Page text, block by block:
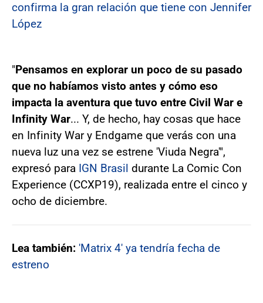
confirma la gran relación que tiene con Jennifer
López
"Pensamos en explorar un poco de su pasado
que no habíamos visto antes y cómo eso
impacta la aventura que tuvo entre Civil War e
Infinity War... Y, de hecho, hay cosas que hace
en Infinity War y Endgame que verás con una
nueva luz una vez se estrene 'Viuda Negra'",
expresó para IGN Brasil durante La Comic Con
Experience (CCXP19), realizada entre el cinco y
ocho de diciembre.
Lea también: 'Matrix 4' ya tendría fecha de
estreno